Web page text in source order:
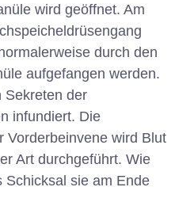
wird geöffnet. Am
durch den
aufgefangen werden.
Sekreten der
infundiert. Die
Vorderbeinvene wird Blut
Art durchgeführt. Wie
Schicksal sie am Ende